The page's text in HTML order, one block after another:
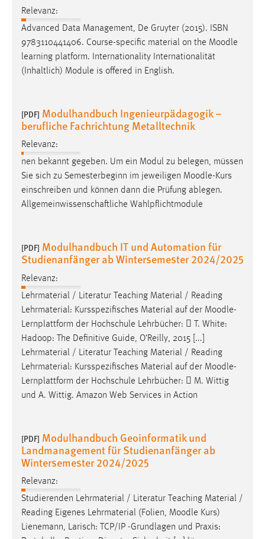
Relevanz:
Advanced Data Management, De Gruyter (2015). ISBN
9783110441406. Course-specific material on the Moodle
learning platform. Internationality Internationalität
(Inhaltlich) Module is offered in English.
[PDF] Modulhandbuch Ingenieurpädagogik –
berufliche Fachrichtung Metalltechnik
Relevanz:
nen bekannt gegeben. Um ein Modul zu belegen, müssen
Sie sich zu Semesterbeginn im jeweiligen Moodle-Kurs
einschreiben und können dann die Prüfung ablegen.
Allgemeinwissenschaftliche Wahlpflichtmodule
[PDF] Modulhandbuch IT und Automation für
Studienanfänger ab Wintersemester 2024/2025
Relevanz:
Lehrmaterial / Literatur Teaching Material / Reading
Lehrmaterial: Kursspezifisches Material auf der Moodle-
Lernplattform der Hochschule Lehrbücher:  T. White:
Hadoop: The Definitive Guide, O‘Reilly, 2015 [...]
Lehrmaterial / Literatur Teaching Material / Reading
Lehrmaterial: Kursspezifisches Material auf der Moodle-
Lernplattform der Hochschule Lehrbücher:  M. Wittig
und A. Wittig. Amazon Web Services in Action
[PDF] Modulhandbuch Geoinformatik und
Landmanagement für Studienanfänger ab
Wintersemester 2024/2025
Relevanz:
Studierenden Lehrmaterial / Literatur Teaching Material /
Reading Eigenes Lehrmaterial (Folien, Moodle Kurs)
Lienemann, Larisch: TCP/IP -Grundlagen und Praxis: